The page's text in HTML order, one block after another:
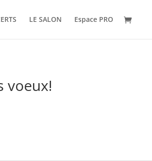
LE SALON Espace PRO
voeux!